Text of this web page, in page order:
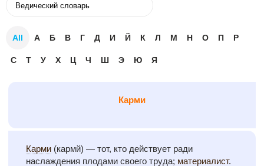
All А Б В Г Д И Й К Л М Н О П Р
С Т У Х Ц Ч Ш Э Ю Я
Карми
Карми (кармй) — тот, кто действует ради
наслаждения плодами своего труда; материалист.